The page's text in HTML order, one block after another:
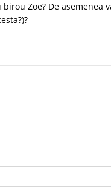
Zoe? De asemenea